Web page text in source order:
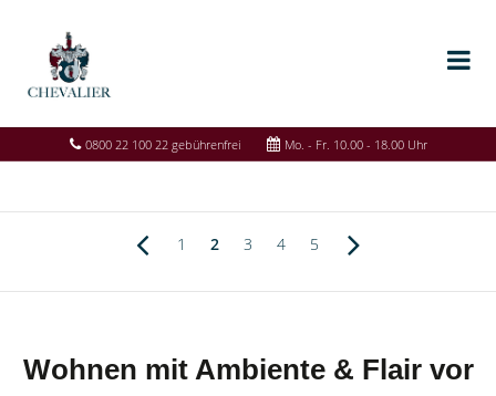
0800 22 100 22 gebührenfrei Mo. - Fr. 10.00 - 18.00 Uhr
1 2 3 4 5
Wohnen mit Ambiente & Flair vor